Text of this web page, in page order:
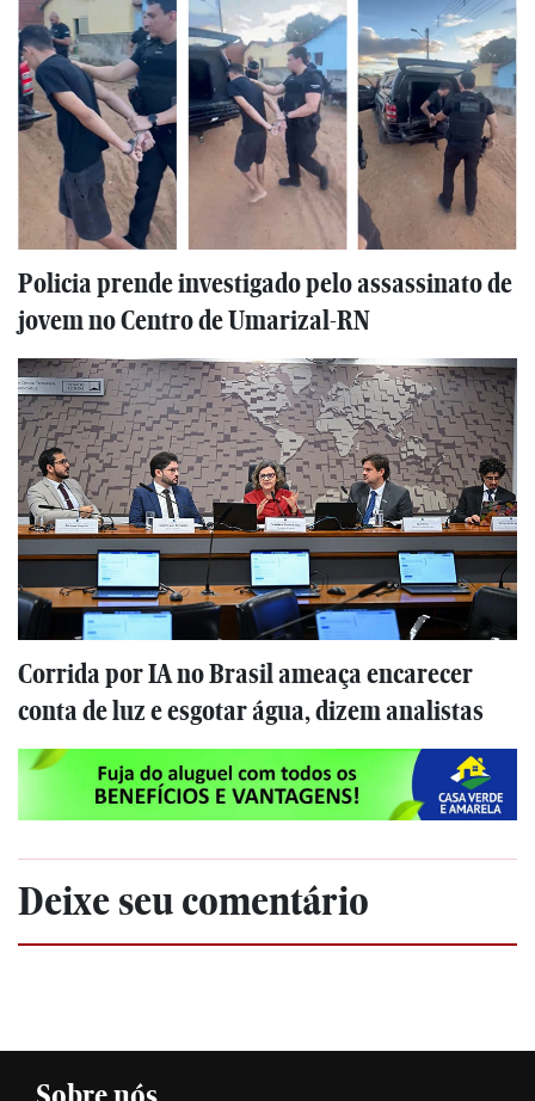
Policia prende investigado pelo assassinato de
jovem no Centro de Umarizal-RN
Corrida por IA no Brasil ameaça encarecer
conta de luz e esgotar água, dizem analistas
Deixe seu comentário